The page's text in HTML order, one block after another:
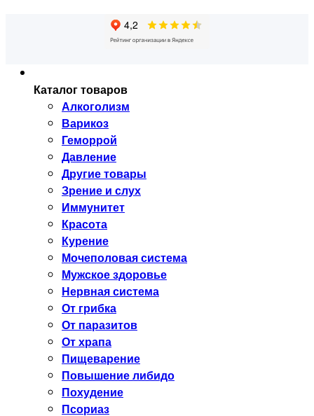
Каталог товаров
Алкоголизм
Варикоз
Геморрой
Давление
Другие товары
Зрение и слух
Иммунитет
Красота
Курение
Мочеполовая система
Мужское здоровье
Нервная система
От грибка
От паразитов
От храпа
Пищеварение
Повышение либидо
Похудение
Псориаз